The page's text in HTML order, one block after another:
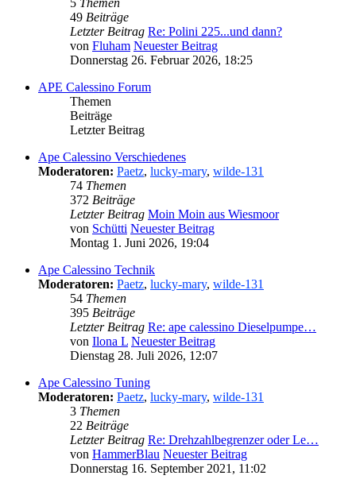
49 Beiträge
Letzter Beitrag Re: Polini 225...und dann?
von Fluham Neuester Beitrag
Donnerstag 26. Februar 2026, 18:25
APE Calessino Forum
Themen
Beiträge
Letzter Beitrag
Ape Calessino Verschiedenes
Moderatoren: Paetz, lucky-mary, wilde-131
74 Themen
372 Beiträge
Letzter Beitrag Moin Moin aus Wiesmoor
von Schütti Neuester Beitrag
Montag 1. Juni 2026, 19:04
Ape Calessino Technik
Moderatoren: Paetz, lucky-mary, wilde-131
54 Themen
395 Beiträge
Letzter Beitrag Re: ape calessino Dieselpumpe…
von Ilona L Neuester Beitrag
Dienstag 28. Juli 2026, 12:07
Ape Calessino Tuning
Moderatoren: Paetz, lucky-mary, wilde-131
3 Themen
22 Beiträge
Letzter Beitrag Re: Drehzahlbegrenzer oder Le…
von HammerBlau Neuester Beitrag
Donnerstag 16. September 2021, 11:02